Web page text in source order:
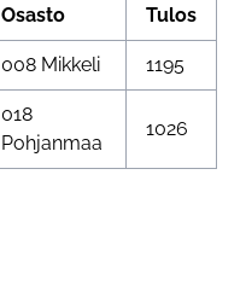
Osasto Tulos
008 Mikkeli 1195
018
Pohjanmaa
1026